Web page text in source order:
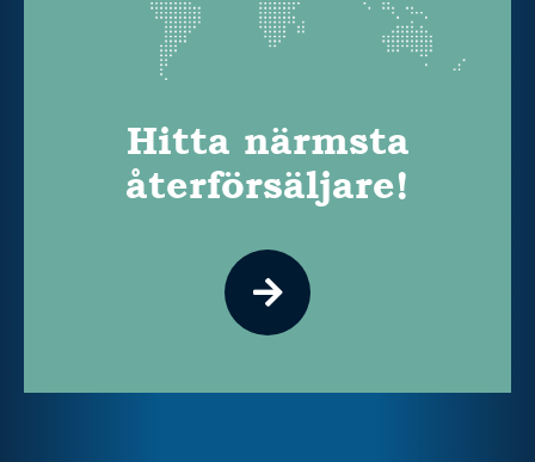
Hitta närmsta
återförsäljare!